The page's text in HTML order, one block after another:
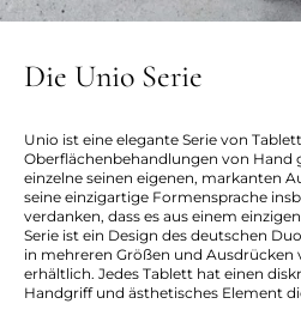
Die Unio Serie
Unio ist eine elegante Serie von
Oberflächenbehandlungen von Hand
einzelne seinen eigenen, markanten
seine einzigartige Formensprache
verdanken, dass es aus einem
Serie ist ein Design des deutschen
in mehreren Größen und
erhältlich. Jedes Tablett hat einen
Handgriff und ästhetisches Element